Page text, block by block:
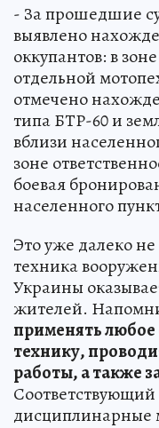
- За прошедшие
выявлено
оккупантов: в
отдельной
отмечено
типа БТР-60 и
вблизи
зоне
боевая
населенного
Это уже далеко
техника
Украины
жителей.
применять
технику,
работы, а также
дисциплинарные